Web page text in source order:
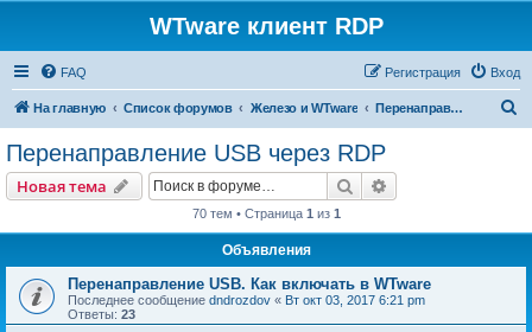
WTware клиент RDP
FAQ Вход
Регистрация
На главную Список форумов Железо и WTware Перенаправление USB через RDP
Перенаправление USB через RDP
Новая тема Поиск
70 тем • Страница 1 из 1
Объявления
Перенаправление USB. Как включать в WTware
Последнее сообщение dndrozdov « Вт окт 03, 2017 6:21 pm
Ответы: 23